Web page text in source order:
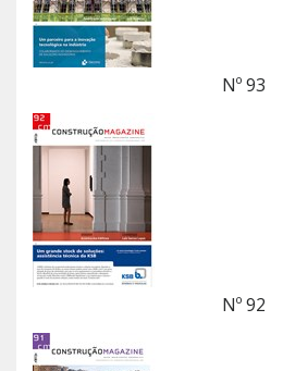
Nº 93
Nº 92